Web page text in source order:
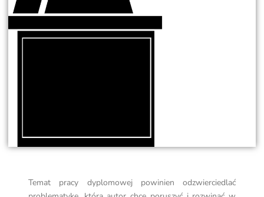
Temat pracy dyplomowej powinien odzwierciedlać